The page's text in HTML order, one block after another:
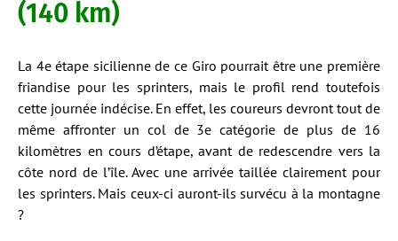
(140 km)
La 4e étape sicilienne de ce Giro pourrait être une première
friandise pour les sprinters, mais le profil rend toutefois
cette journée indécise. En effet, les coureurs devront tout de
même affronter un col de 3e catégorie de plus de 16
kilomètres en cours d’étape, avant de redescendre vers la
côte nord de l’île. Avec une arrivée taillée clairement pour
les sprinters. Mais ceux-ci auront-ils survécu à la montagne
?